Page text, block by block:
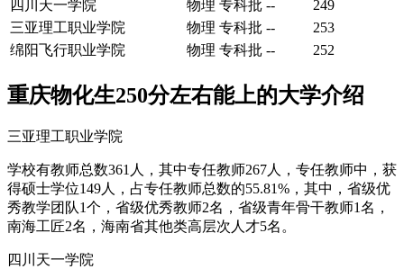
四川天一学院
物理 专科批 --
249
三亚理工职业学院
物理 专科批 --
253
绵阳飞行职业学院
物理 专科批 -- 252
重庆物化生250分左右能上的大学介绍
三亚理工职业学院
学校有教师总数361人，其中专任教师267人，专任教师中，获
得硕士学位149人，占专任教师总数的55.81%，其中，省级优
秀教学团队1个，省级优秀教师2名，省级青年骨干教师1名，
南海工匠2名，海南省其他类高层次人才5名。
四川天一学院